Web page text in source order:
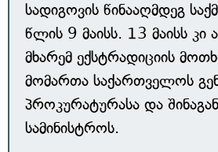
სადიგოვის წინააღმდეგ
წლის 9 მაისს. 13 მაისს კი
მხარემ ექსტრადიციის
მომართა საქართველოს
პროკურატურასა და
სამინისტროს.